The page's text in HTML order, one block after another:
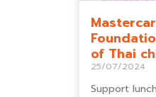
of Thai
25/07/2024
Support